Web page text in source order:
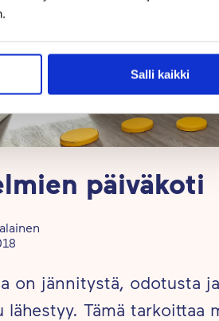
Salli kaikki
päiväkoti
on jännitystä, odotusta
lähestyy. Tämä tarkoittaa